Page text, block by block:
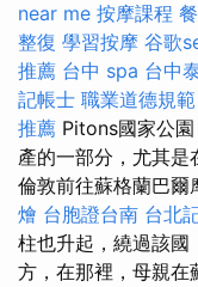
near me 按摩課程
整復 學習按摩 谷歌
推薦 台中 spa 台中
記帳士 職業道德規範
推薦 Pitons國家公
產的一部分，尤其
倫敦前往蘇格蘭巴爾
燴 台胞證台南 台北
柱也升起，繞過該國
方，在那裡，母親在